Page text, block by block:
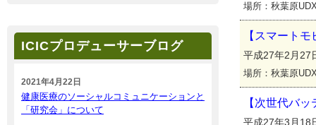
場所：秋葉原
【スマート
平成27年2月
場所：秋葉原
【次世代バ
平成27年3月
ICICプロデューサーブログ
2021年4月22日
健康医療のソーシャルコミュニケーションと
「研究会」について